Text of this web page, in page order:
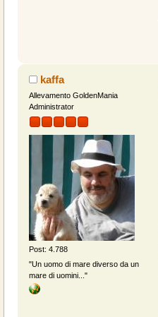
kaffa
Allevamento GoldenMania
Administrator
Post: 4.788
"Un uomo di mare diverso da un
mare di uomini..."